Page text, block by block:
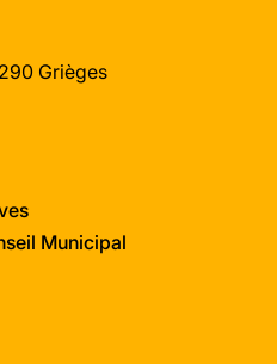
Grièges
Municipal